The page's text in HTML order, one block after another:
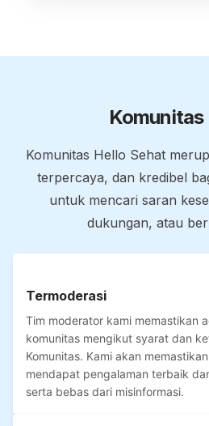
Komunitas
Komunitas Hello Sehat
terpercaya, dan kredibel
untuk mencari saran
dukungan, atau
Termoderasi
Tim moderator kami memastikan
komunitas mengikut syarat dan
Komunitas. Kami akan
mendapat pengalaman terbaik
serta bebas dari misinformasi.